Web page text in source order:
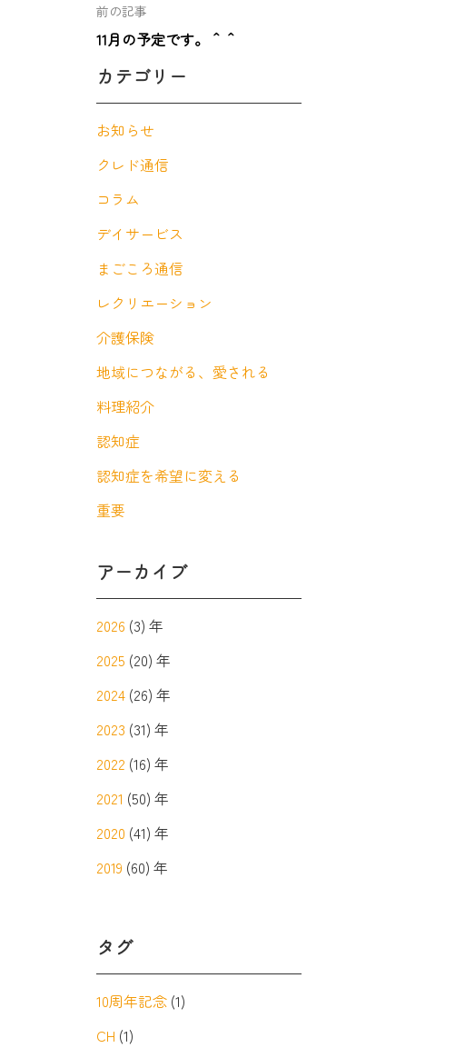
前の記事
11月の予定です。＾＾
カテゴリー
お知らせ
クレド通信
コラム
デイサービス
まごころ通信
レクリエーション
介護保険
地域につながる、愛される
料理紹介
認知症
認知症を希望に変える
重要
アーカイブ
2026 (3) 年
2025 (20) 年
2024(26) 年
2023 (31) 年
2022 (16) 年
2021 (50) 年
2020 (41) 年
2019 (60) 年
タグ
10周年記念(1)
CH (1)